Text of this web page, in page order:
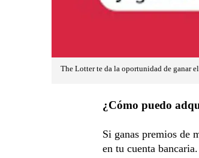
The Lotter te da la oportunidad de ganar
¿Cómo puedo
Si ganas premios de
en tu cuenta bancaria.